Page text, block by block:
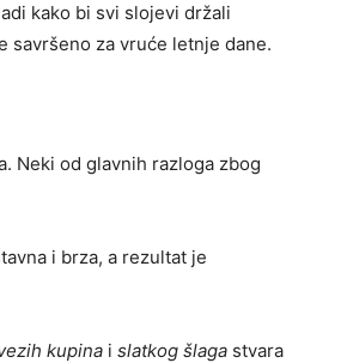
kako bi svi slojevi držali
savršeno za vruće letnje dane.
Neki od glavnih razloga zbog
i brza, a rezultat je
kupina i slatkog šlaga stvara